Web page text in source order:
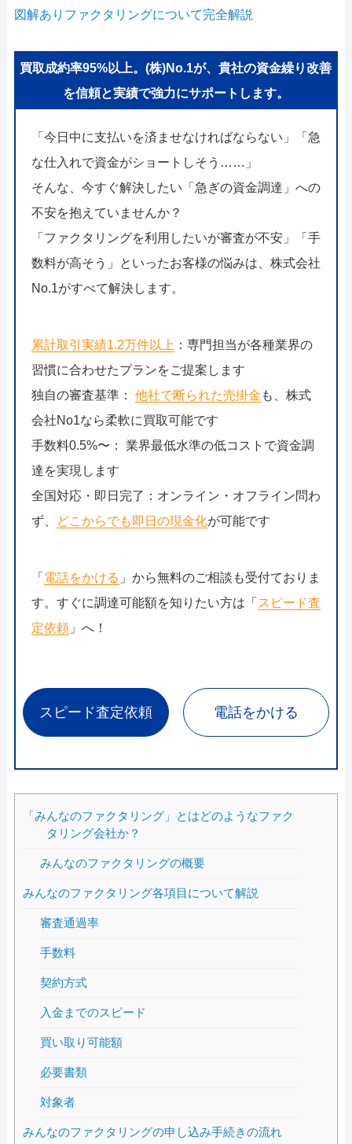
図解ありファクタリングについて完全解説
買取成約率95%以上。(株)No.1が、貴社の資金繰り改善
を信頼と実績で強力にサポートします。
「今日中に支払いを済ませなければならない」「急
な仕入れで資金がショートしそう……」
そんな、今すぐ解決したい「急ぎの資金調達」への
不安を抱えていませんか？
「ファクタリングを利用したいが審査が不安」「手
数料が高そう」といったお客様の悩みは、株式会社
No.1がすべて解決します。
累計取引実績1.2万件以上 ：専門担当が各種業界の
習慣に合わせたプランをご提案します
独自の審査基準： 他社で断られた売掛金 も、株式
会社No1なら柔軟に買取可能です
手数料0.5%〜： 業界最低水準の低コストで資金調
達を実現します
全国対応・即日完了：オンライン・オフライン問わ
ず、
どこからでも即日の現金化が可能です
「 電話をかける 」から無料のご相談も受付ておりま
す。すぐに調達可能額を知りたい方は「 スピード査
定依頼」へ！
スピード査定依頼 電話をかける
「みんなのファクタリング」とはどのようなファク
タリング会社か？
みんなのファクタリングの概要
みんなのファクタリング各項目について解説
審査通過率
手数料
契約方式
入金までのスピード
買い取り可能額
必要書類
対象者
みんなのファクタリングの申し込み手続きの流れ